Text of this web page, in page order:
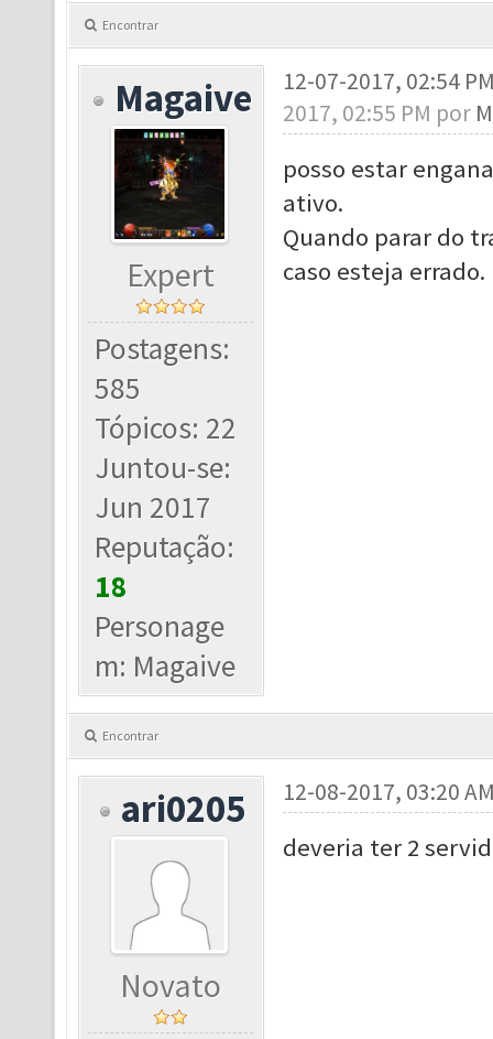
Encontrar
Magaive
Expert
Postagens:
585
Tópicos: 22
Juntou-se:
Jun 2017
Reputação:
18
Personage
m: Magaive
12-07-2017, 02:54
2017, 02:55 PM por
posso estar
ativo.
Quando parar do
caso esteja errado.
Encontrar
ari0205
Novato
12-08-2017, 03:20
deveria ter 2